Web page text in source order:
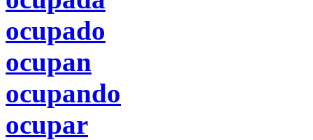
ocupado
ocupan
ocupando
ocupar